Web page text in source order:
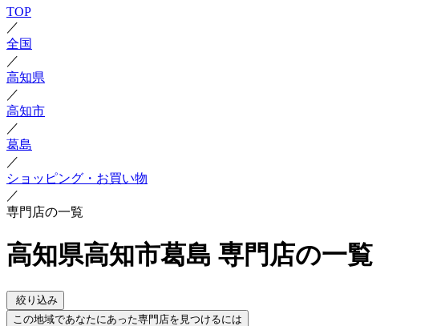
TOP
／
全国
／
高知県
／
高知市
／
葛島
／
ショッピング・お買い物
／
専門店の一覧
高知県高知市葛島 専門店の一覧
絞り込み
この地域であなたにあった専門店を見つけるには